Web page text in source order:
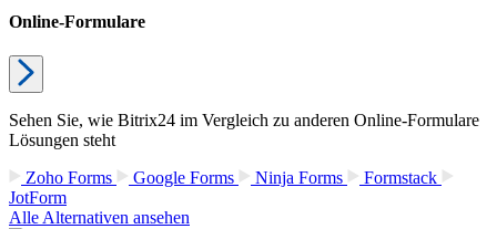
Online-Formulare
Sehen Sie, wie Bitrix24 im Vergleich zu anderen Online-Formulare
Lösungen steht
Zoho Forms
Google Forms Ninja Forms
Formstack
JotForm
Alle Alternativen ansehen